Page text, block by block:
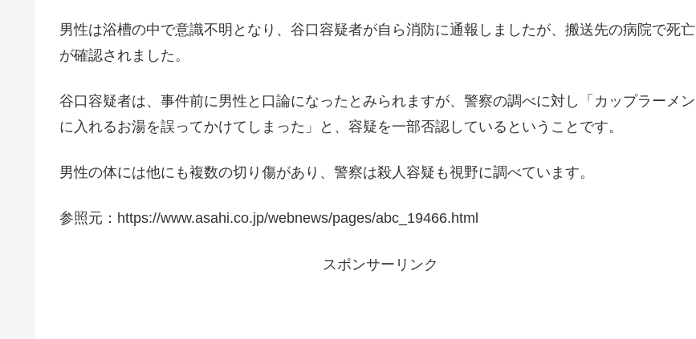
男性は浴槽の中で意識不明となり、谷口容疑者が自ら消防に通報しましたが、搬送先の病院で死亡
が確認されました。
谷口容疑者は、事件前に男性と口論になったとみられますが、警察の調べに対し「カップラーメン
に入れるお湯を誤ってかけてしまった」と、容疑を一部否認しているということです。
男性の体には他にも複数の切り傷があり、警察は殺人容疑も視野に調べています。
参照元：https://www.asahi.co.jp/webnews/pages/abc_19466.html
スポンサーリンク